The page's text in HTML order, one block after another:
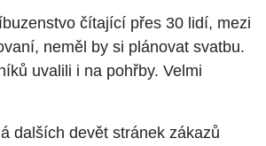
čítající přes 30 lidí, mezi
neměl by si plánovat svatbu.
uvalili i na pohřby. Velmi
dalších devět stránek zákazů